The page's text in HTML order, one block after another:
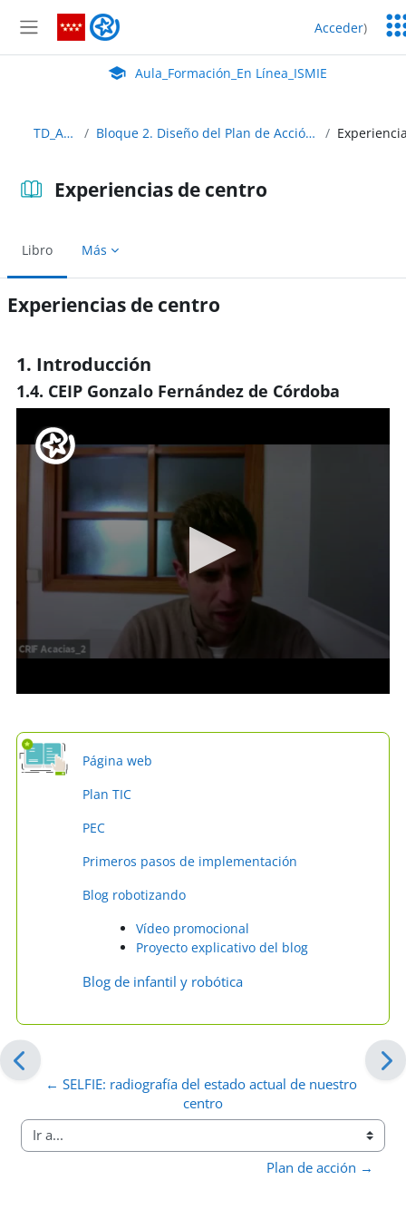
Panel lateral
Aula_Formación_En Línea_ISMIE Acceder)
Aula Virtual de EducaMadrid:
Aula_Formación_En Línea_ISMIE
TD_Abierto Bloque 2. Diseño del Plan de Acción (Cómo hacer SELFIE)
Experiencias de centro
Libro Más
Experiencias de centro
1. Introducción
1.4. CEIP Gonzalo Fernández de Córdoba
Página web
Plan TIC
PEC
Primeros pasos de implementación
Blog robotizando
Vídeo promocional
Proyecto explicativo del blog
Blog de infantil y robótica
← SELFIE: radiografía del estado actual de nuestro
centro
Ir a...
Plan de acción →